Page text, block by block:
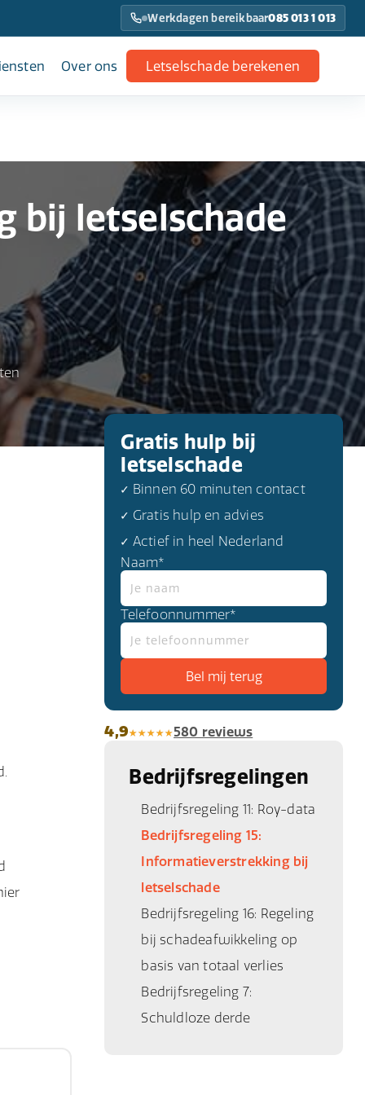
Werkdagen bereikbaar085 013 1 013
Over ons Letselschade berekenen
bij letselschade
Gratis hulp bij
letselschade
✓ Binnen 60 minuten contact
✓ Gratis hulp en advies
✓ Actief in heel Nederland
Naam*
Telefoonnummer*
4,9 580 reviews
Bedrijfsregelingen
Bedrijfsregeling 11: Roy-data
Bedrijfsregeling 15:
Informatieverstrekking bij
letselschade
Bedrijfsregeling 16: Regeling
bij schadeafwikkeling op
basis van totaal verlies
Bedrijfsregeling 7:
Schuldloze derde